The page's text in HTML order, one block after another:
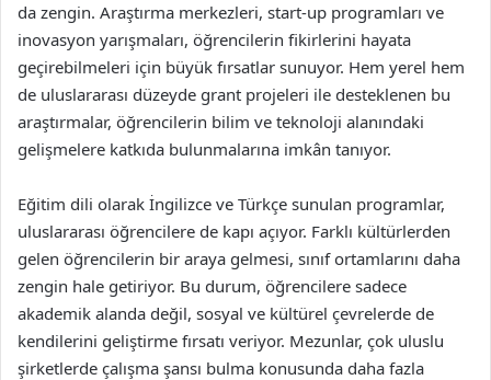
da zengin. Araştırma merkezleri, start-up programları ve
inovasyon yarışmaları, öğrencilerin fikirlerini hayata
geçirebilmeleri için büyük fırsatlar sunuyor. Hem yerel hem
de uluslararası düzeyde grant projeleri ile desteklenen bu
araştırmalar, öğrencilerin bilim ve teknoloji alanındaki
gelişmelere katkıda bulunmalarına imkân tanıyor.
Eğitim dili olarak İngilizce ve Türkçe sunulan programlar,
uluslararası öğrencilere de kapı açıyor. Farklı kültürlerden
gelen öğrencilerin bir araya gelmesi, sınıf ortamlarını daha
zengin hale getiriyor. Bu durum, öğrencilere sadece
akademik alanda değil, sosyal ve kültürel çevrelerde de
kendilerini geliştirme fırsatı veriyor. Mezunlar, çok uluslu
şirketlerde çalışma şansı bulma konusunda daha fazla